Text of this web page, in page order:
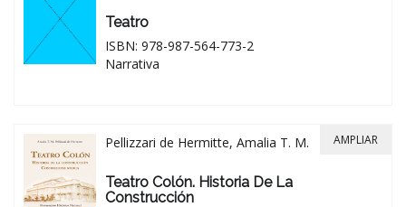
Teatro
ISBN: 978-987-564-773-2
Narrativa
Pellizzari de Hermitte, Amalia T. M.
Teatro Colón. Historia De La
Construcción
AMPLIAR